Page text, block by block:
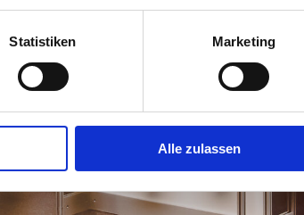
Statistiken Marketing
Alle zulassen